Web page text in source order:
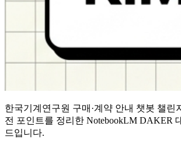
한국기계연구원 구매·계약 안내 챗봇 챌린
전 포인트를 정리한 NotebookLM DAKER
드입니다.